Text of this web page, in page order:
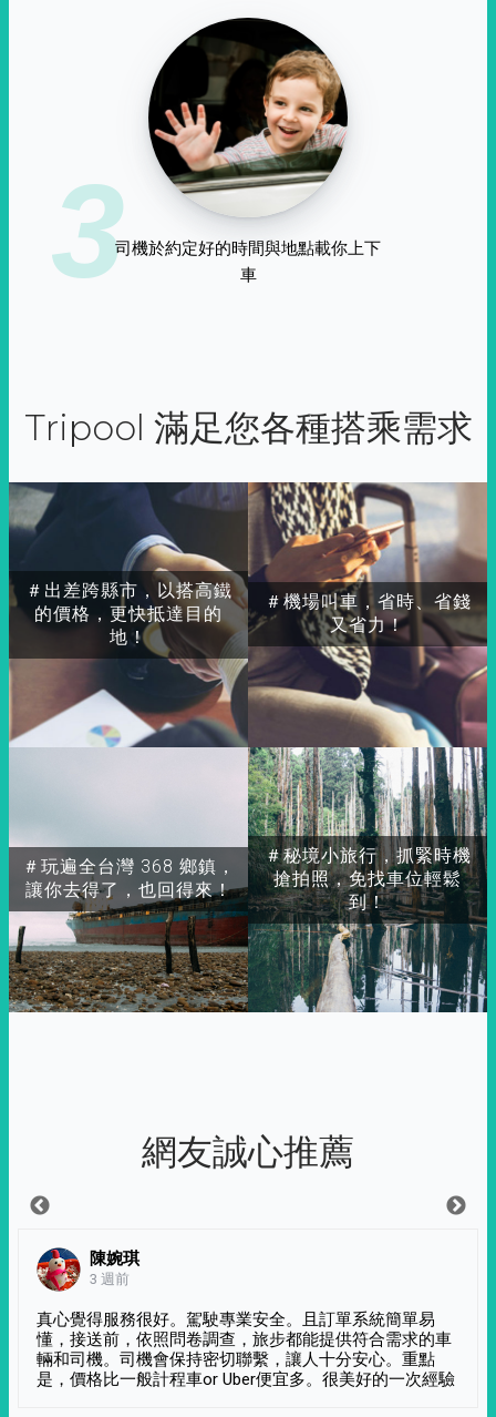
3司機於約定好的時間與地點載你上下
車
Tripool 滿足您各種搭乘需求
＃出差跨縣市，以搭高鐵
的價格，更快抵達目的
地！
＃玩遍全台灣 368 鄉鎮，
讓你去得了，也回得來！
＃秘境小旅行，抓緊時機
搶拍照，免找車位輕鬆
到！
＃機場叫車，省時、省錢
又省力！
網友誠心推薦
陳婉琪
3 週前
真心覺得服務很好。駕駛專業安全。且訂單系統簡單易
懂，接送前，依照問卷調查，旅步都能提供符合需求的車
輛和司機。司機會保持密切聯繫，讓人十分安心。重點
是，價格比一般計程車or Uber便宜多。很美好的一次經驗